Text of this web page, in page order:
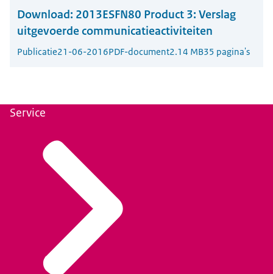
Download: 2013ESFN80 Product 3: Verslag
uitgevoerde communicatieactiviteiten
Publicatie21-06-2016PDF-document2.14 MB35 pagina's
Service